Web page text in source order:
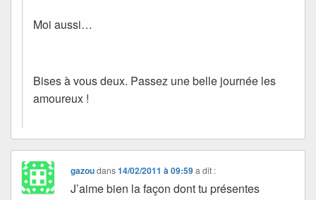
Moi aussi…
Bises à vous deux. Passez une belle journée les
amoureux !
gazoudans14/02/2011 à 09:59 a dit :
J’aime bien la façon dont tu présentes